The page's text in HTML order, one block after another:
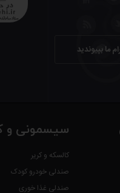
ما بپیوندید
سیسمونی و
کالسکه و کریر
صندلی خودرو کودک
صندلی غذا خوری